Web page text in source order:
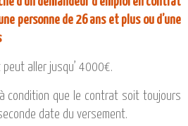
personne de 26 ans et plus ou d’une
peut aller jusqu’ 4000€.
condition que le contrat soit toujours
date du versement.